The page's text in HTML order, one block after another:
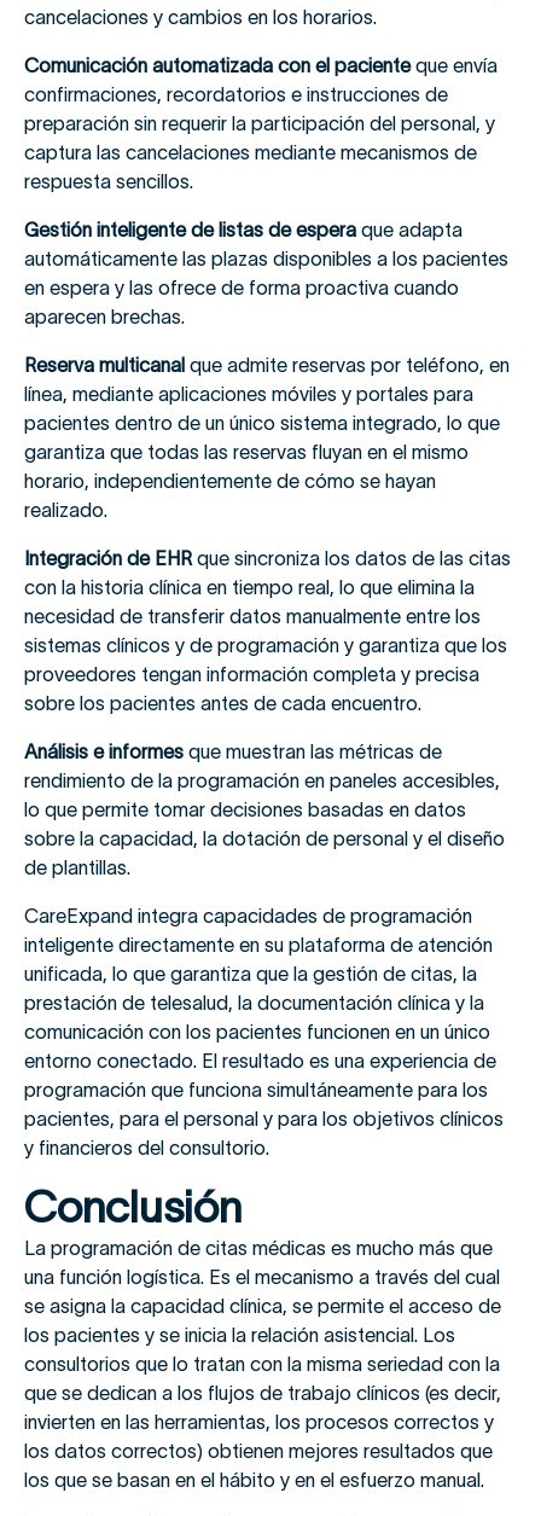
cancelaciones y cambios en los horarios.
Comunicación automatizada con el pacienteque envía
confirmaciones, recordatorios e instrucciones de
preparación sin requerir la participación del personal, y
captura las cancelaciones mediante mecanismos de
respuesta sencillos.
Gestión inteligente de listas de espera que adapta
automáticamente las plazas disponibles a los pacientes
en espera y las ofrece de forma proactiva cuando
aparecen brechas.
Reserva multicanal que admite reservas por teléfono, en
línea, mediante aplicaciones móviles y portales para
pacientes dentro de un único sistema integrado, lo que
garantiza que todas las reservas fluyan en el mismo
horario, independientemente de cómo se hayan
realizado.
Integración de EHR que sincroniza los datos de las citas
con la historia clínica en tiempo real, lo que elimina la
necesidad de transferir datos manualmente entre los
sistemas clínicos y de programación y garantiza que los
proveedores tengan información completa y precisa
sobre los pacientes antes de cada encuentro.
Análisis e informes que muestran las métricas de
rendimiento de la programación en paneles accesibles,
lo que permite tomar decisiones basadas en datos
sobre la capacidad, la dotación de personal y el diseño
de plantillas.
CareExpand integra capacidades de programación
inteligente directamente en su plataforma de atención
unificada, lo que garantiza que la gestión de citas, la
prestación de telesalud, la documentación clínica y la
comunicación con los pacientes funcionen en un único
entorno conectado. El resultado es una experiencia de
programación que funciona simultáneamente para los
pacientes, para el personal y para los objetivos clínicos
y financieros del consultorio.
Conclusión
La programación de citas médicas es mucho más que
una función logística. Es el mecanismo a través del cual
se asigna la capacidad clínica, se permite el acceso de
los pacientes y se inicia la relación asistencial. Los
consultorios que lo tratan con la misma seriedad con la
que se dedican a los flujos de trabajo clínicos (es decir,
invierten en las herramientas, los procesos correctos y
los datos correctos) obtienen mejores resultados que
los que se basan en el hábito y en el esfuerzo manual.